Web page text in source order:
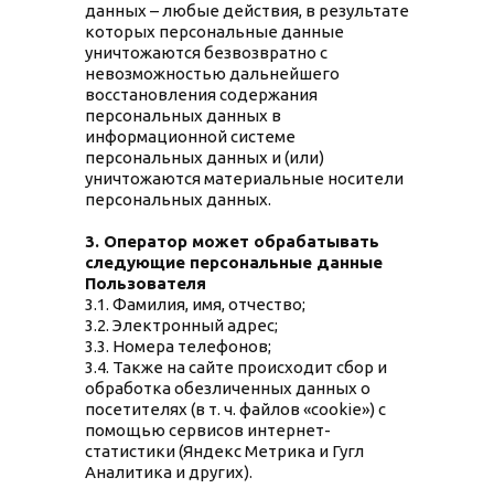
данных – любые действия, в результате
которых персональные данные
уничтожаются безвозвратно с
невозможностью дальнейшего
восстановления содержания
персональных данных в
информационной системе
персональных данных и (или)
уничтожаются материальные носители
персональных данных.
3. Оператор может обрабатывать
следующие персональные данные
Пользователя
3.1. Фамилия, имя, отчество;
3.2. Электронный адрес;
3.3. Номера телефонов;
3.4. Также на сайте происходит сбор и
обработка обезличенных данных о
посетителях (в т. ч. файлов «cookie») с
помощью сервисов интернет-
статистики (Яндекс Метрика и Гугл
Аналитика и других).